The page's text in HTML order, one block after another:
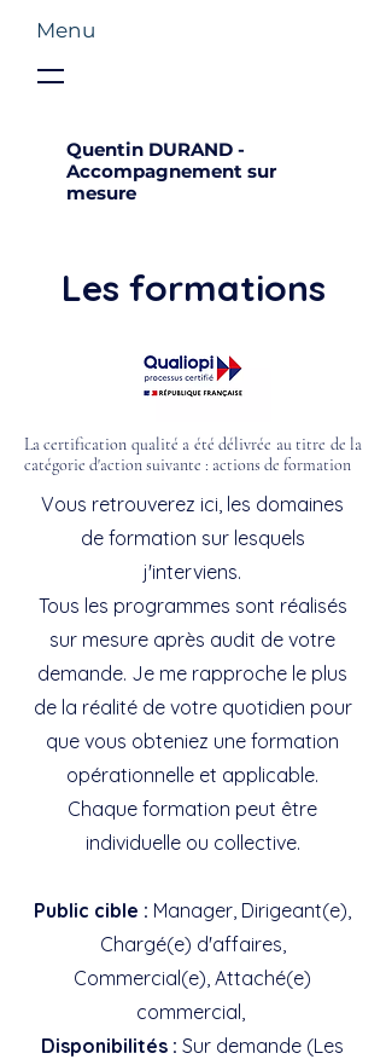
Quentin DURAND -
Accompagnement sur
mesure
Menu
Les formations
La certification qualité a été délivrée au titre de la
catégorie d'action suivante : actions de formation
Vous retrouverez ici, les domaines
de formation sur lesquels
j'interviens.
Tous les programmes sont réalisés
sur mesure après audit de votre
demande. Je me rapproche le plus
de la réalité de votre quotidien pour
que vous obteniez une formation
opérationnelle et applicable.
Chaque formation peut être
individuelle ou collective.
Public cible : Manager, Dirigeant(e),
Chargé(e) d'affaires,
Commercial(e), Attaché(e)
commercial,
Disponibilités : Sur demande (Les